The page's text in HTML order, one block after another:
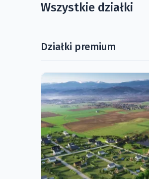
Wszystkie działki
Działki premium